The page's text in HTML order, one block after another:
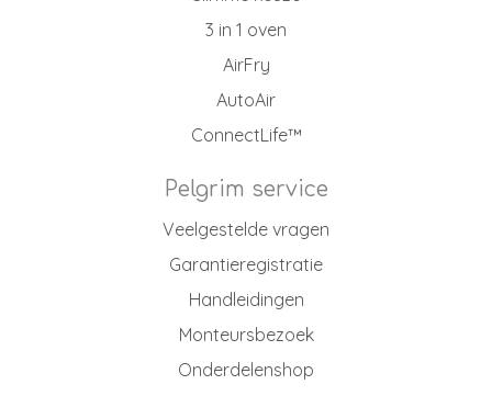
3 in 1 oven
AirFry
AutoAir
ConnectLife™
Pelgrim service
Veelgestelde vragen
Garantieregistratie
Handleidingen
Monteursbezoek
Onderdelenshop